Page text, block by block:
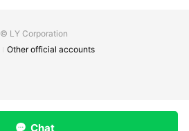
© LY Corporation
Other official accounts
Chat